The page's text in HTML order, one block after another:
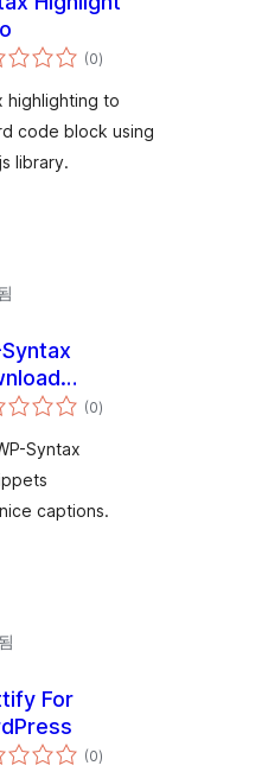
(0전
체
점
)
highlighting to
code block using
library.
(0전
체)
Syntax
captions.
For
(0전
체)